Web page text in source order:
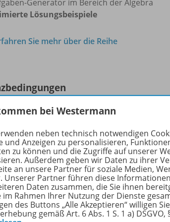
Generator im Bereich der Algebra
Lösungsbeispiele
Sie mehr über die Reihe
Lizenzbedingungen und
der BiBox-Lizenzfür Lehrer/-innenist
Benutzerkonto bei der Westermann
Lehrkraft, eineKollegiumslizenz
gilt für unbestimmte Zeit, solange
die Lizenz1 Schuljahrgilt: Beim Kauf ab
bei Westermann
neben technisch notwendigen
und Anzeigen zu personalisieren,
zu können und die Zugriffe auf unserer
Außerdem geben wir Daten zu ihrer
an unsere Partner für soziale Medien,
Unserer Partner führen diese
Daten zusammen, die Sie ihnen
im Rahmen Ihrer Nutzung der Dienste
des Buttons „Alle Akzeptieren“ willigen
gemäß Art. 6 Abs. 1 S. 1 a) DSGVO,